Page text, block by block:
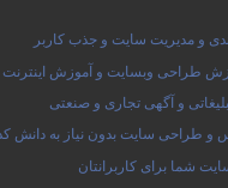
و مدیریت سایت و جذب کاربر
طراحی وبسایت و آموزش اینترنت
و آگهی تجاری و صنعتی
و طراحی سایت بدون نیاز به دانش
شما برای کاربرانتان